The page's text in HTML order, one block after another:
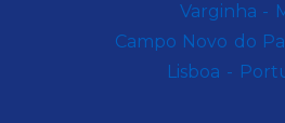
Varginha -
Campo Novo do
Lisboa -